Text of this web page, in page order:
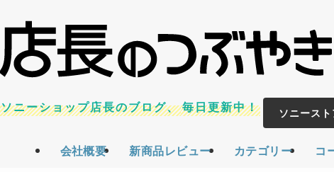
会社概要 新商品レビュー カテゴリー コ
ソニーショップ店長のブログ、毎日更新中！ ソニース